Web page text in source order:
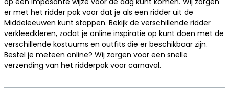
er met het ridder pak voor dat je als een ridder uit de
Middeleeuwen kunt stappen. Bekijk de verschillende ridder
verkleedkleren, zodat je online inspiratie op kunt doen met de
verschillende kostuums en outfits die er beschikbaar zijn.
Bestel je meteen online? Wij zorgen voor een snelle
verzending van het ridderpak voor carnaval.